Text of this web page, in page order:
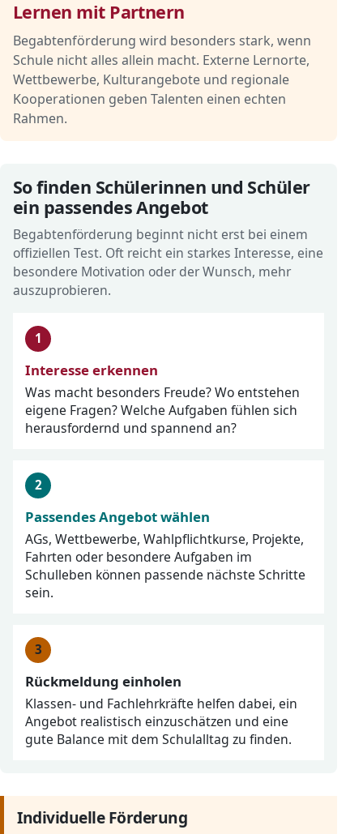
Lernen mit Partnern
Begabtenförderung wird besonders stark, wenn
Schule nicht alles allein macht. Externe Lernorte,
Wettbewerbe, Kulturangebote und regionale
Kooperationen geben Talenten einen echten
Rahmen.
So finden Schülerinnen und Schüler
ein passendes Angebot
Begabtenförderung beginnt nicht erst bei einem
offiziellen Test. Oft reicht ein starkes Interesse, eine
besondere Motivation oder der Wunsch, mehr
auszuprobieren.
Interesse erkennen
Was macht besonders Freude? Wo entstehen
eigene Fragen? Welche Aufgaben fühlen sich
herausfordernd und spannend an?
Passendes Angebot wählen
AGs, Wettbewerbe, Wahlpflichtkurse, Projekte,
Fahrten oder besondere Aufgaben im
Schulleben können passende nächste Schritte
sein.
Rückmeldung einholen
Klassen- und Fachlehrkräfte helfen dabei, ein
Angebot realistisch einzuschätzen und eine
gute Balance mit dem Schulalltag zu finden.
Individuelle Förderung